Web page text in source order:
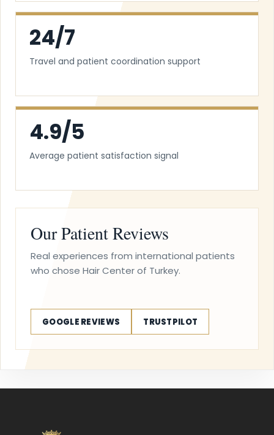
24/7
Travel and patient coordination support
4.9/5
Average patient satisfaction signal
Our Patient Reviews
Real experiences from international patients
who chose Hair Center of Turkey.
GOOGLE REVIEWS TRUSTPILOT